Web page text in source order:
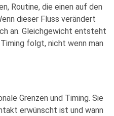
Routine, die einen auf den
dieser Fluss verändert
an. Gleichgewicht entsteht
folgt, nicht wenn man
Grenzen und Timing. Sie
erwünscht ist und wann